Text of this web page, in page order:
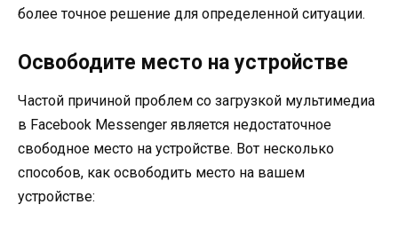
более точное решение для определенной ситуации.
Освободите место на устройстве
Частой причиной проблем со загрузкой мультимедиа
в Facebook Messenger является недостаточное
свободное место на устройстве. Вот несколько
способов, как освободить место на вашем
устройстве: